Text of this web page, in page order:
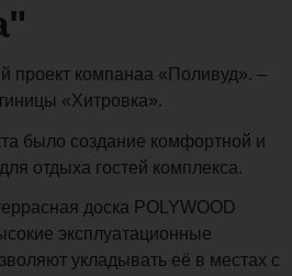
проект компанаа «Поливуд». –
«Хитровка».
было создание комфортной и
отдыха гостей комплекса.
доска POLYWOOD
эксплуатационные
укладывать её в местах с